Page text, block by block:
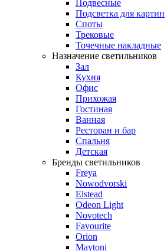
Подвесные
Подсветка для картин
Споты
Трековые
Точечные накладные
Назначение светильников
Зал
Кухня
Офис
Прихожая
Гостиная
Ванная
Ресторан и бар
Спальня
Детская
Бренды светильников
Freya
Nowodvorski
Elstead
Odeon Light
Novotech
Favourite
Orion
Maytoni